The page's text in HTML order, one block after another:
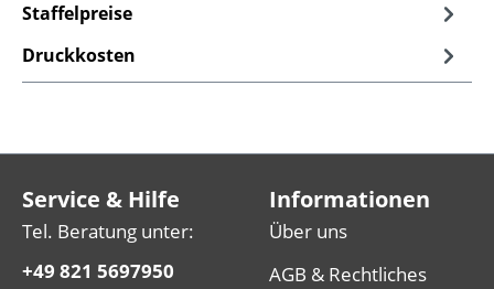
Staffelpreise
Druckkosten
Service & Hilfe
Tel. Beratung unter:
+49 821 5697950
Informationen
Über uns
AGB & Rechtliches